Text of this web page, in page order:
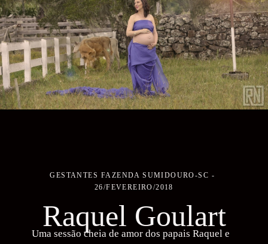
GESTANTES FAZENDA SUMIDOURO-SC
26/FEVEREIRO/2018
Raquel Goulart
Uma sessão cheia de amor dos papais Raquel e